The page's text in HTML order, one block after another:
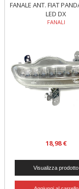
FANALE ANT. FIAT
LED DX
FANALI
18,98 €